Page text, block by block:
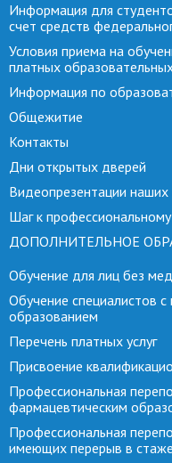
Информация для
счет средств
Условия приема на
платных
Информация по
Общежитие
Контакты
Дни открытых дверей
Видеопрезентации наших
Шаг к
ДОПОЛНИТЕЛЬНОЕ
Обучение для лиц без
Обучение специалистов
образованием
Перечень платных услуг
Присвоение
Профессиональная
фармацевтическим
Профессиональная
имеющих перерыв в